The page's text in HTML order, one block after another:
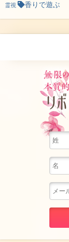
霊視 香りで遊ぶ